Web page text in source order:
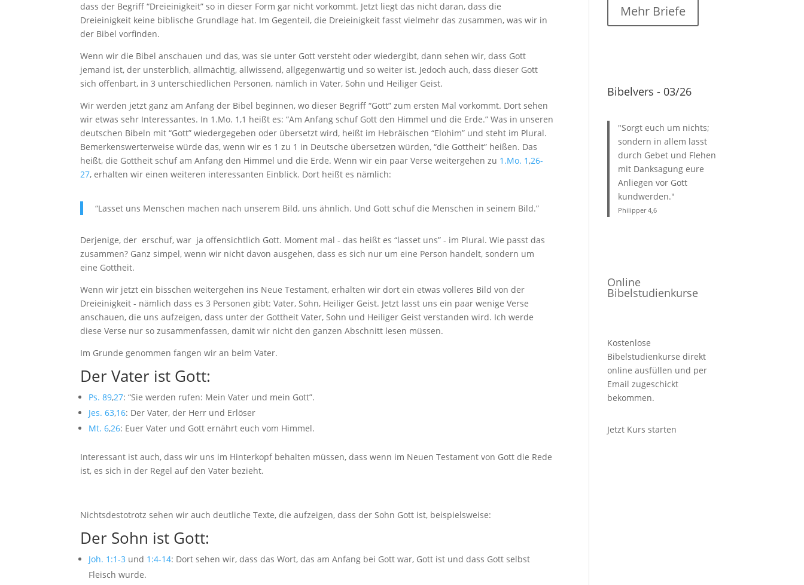
dass der Begriff “Dreieinigkeit” so in dieser Form gar nicht vorkommt. Jetzt liegt das nicht daran, dass die
Dreieinigkeit keine biblische Grundlage hat. Im Gegenteil, die Dreieinigkeit fasst vielmehr das zusammen, was wir in
der Bibel vorfinden.
Wenn wir die Bibel anschauen und das, was sie unter Gott versteht oder wiedergibt, dann sehen wir, dass Gott
jemand ist, der unsterblich, allmächtig, allwissend, allgegenwärtig und so weiter ist. Jedoch auch, dass dieser Gott
sich offenbart, in 3 unterschiedlichen Personen, nämlich in Vater, Sohn und Heiliger Geist.
Wir werden jetzt ganz am Anfang der Bibel beginnen, wo dieser Begriff “Gott” zum ersten Mal vorkommt. Dort sehen
wir etwas sehr Interessantes. In 1.Mo. 1,1 heißt es: “Am Anfang schuf Gott den Himmel und die Erde.” Was in unseren
deutschen Bibeln mit “Gott” wiedergegeben oder übersetzt wird, heißt im Hebräischen “Elohim” und steht im Plural.
Bemerkenswerterweise würde das, wenn wir es 1 zu 1 in Deutsche übersetzen würden, “die Gottheit” heißen. Das
heißt, die Gottheit schuf am Anfang den Himmel und die Erde. Wenn wir ein paar Verse weitergehen zu 1.Mo. 1,26-
27, erhalten wir einen weiteren interessanten Einblick. Dort heißt es nämlich:
“Lasset uns Menschen machen nach unserem Bild, uns ähnlich. Und Gott schuf die Menschen in seinem Bild.”
Derjenige, der erschuf, war ja offensichtlich Gott. Moment mal - das heißt es “lasset uns” - im Plural. Wie passt das
zusammen? Ganz simpel, wenn wir nicht davon ausgehen, dass es sich nur um eine Person handelt, sondern um
eine Gottheit.
Wenn wir jetzt ein bisschen weitergehen ins Neue Testament, erhalten wir dort ein etwas volleres Bild von der
Dreieinigkeit - nämlich dass es 3 Personen gibt: Vater, Sohn, Heiliger Geist. Jetzt lasst uns ein paar wenige Verse
anschauen, die uns aufzeigen, dass unter der Gottheit Vater, Sohn und Heiliger Geist verstanden wird. Ich werde
diese Verse nur so zusammenfassen, damit wir nicht den ganzen Abschnitt lesen müssen.
Im Grunde genommen fangen wir an beim Vater.
Der Vater ist Gott:
Ps. 89,27: “Sie werden rufen: Mein Vater und mein Gott”.
Jes. 63,16: Der Vater, der Herr und Erlöser
Mt. 6,26: Euer Vater und Gott ernährt euch vom Himmel.
Interessant ist auch, dass wir uns im Hinterkopf behalten müssen, dass wenn im Neuen Testament von Gott die Rede
ist, es sich in der Regel auf den Vater bezieht.
Nichtsdestotrotz sehen wir auch deutliche Texte, die aufzeigen, dass der Sohn Gott ist, beispielsweise:
Der Sohn ist Gott:
Joh. 1:1-3 und 1:4-14: Dort sehen wir, dass das Wort, das am Anfang bei Gott war, Gott ist und dass Gott selbst
Fleisch wurde.
Mehr Briefe
Bibelvers - 03/26
"Sorgt euch um nichts;
sondern in allem lasst
durch Gebet und Flehen
mit Danksagung eure
Anliegen vor Gott
kundwerden."
Philipper 4,6
Online
Bibelstudienkurse
Kostenlose
Bibelstudienkurse direkt
online ausfüllen und per
Email zugeschickt
bekommen.
Jetzt Kurs starten